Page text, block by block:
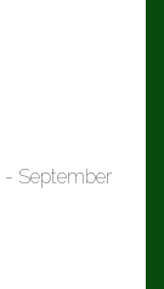
- September